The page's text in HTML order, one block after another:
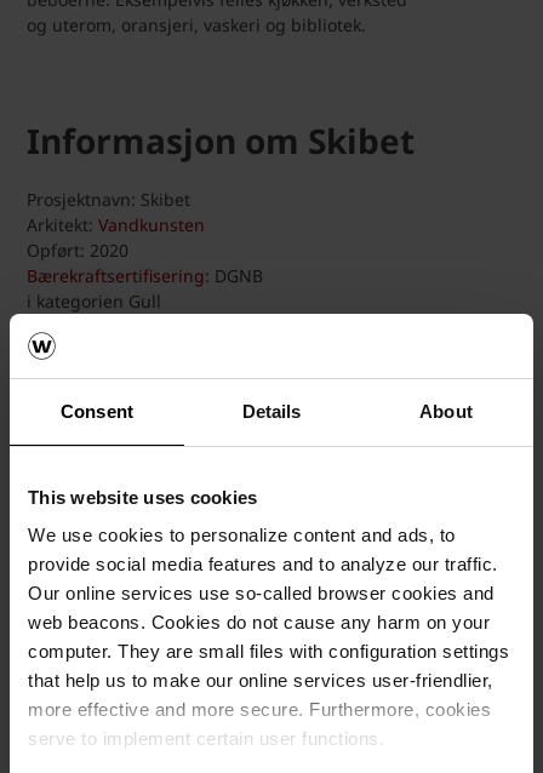
Consent Details About
This website uses cookies
We use cookies to personalize content and ads, to
provide social media features and to analyze our traffic.
Our online services use so-called browser cookies and
web beacons. Cookies do not cause any harm on your
computer. They are small files with configuration settings
that help us to make our online services user-friendlier,
more effective and more secure. Furthermore, cookies
serve to implement certain user functions.
og uterom, oransjeri, vaskeri og bibliotek.
Informasjon om Skibet
Prosjektnavn: Skibet
Arkitekt: Vandkunsten
Opført: 2020
Bærekraftsertifisering: DGNB
i kategorien Gull
_______